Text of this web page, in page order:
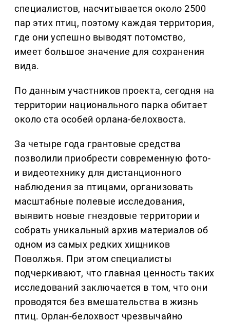
специалистов, насчитывается около 2500
пар этих птиц, поэтому каждая территория,
где они успешно выводят потомство,
имеет большое значение для сохранения
вида.
По данным участников проекта, сегодня на
территории национального парка обитает
около ста особей орлана-белохвоста.
За четыре года грантовые средства
позволили приобрести современную фото-
и видеотехнику для дистанционного
наблюдения за птицами, организовать
масштабные полевые исследования,
выявить новые гнездовые территории и
собрать уникальный архив материалов об
одном из самых редких хищников
Поволжья. При этом специалисты
подчеркивают, что главная ценность таких
исследований заключается в том, что они
проводятся без вмешательства в жизнь
птиц. Орлан-белохвост чрезвычайно